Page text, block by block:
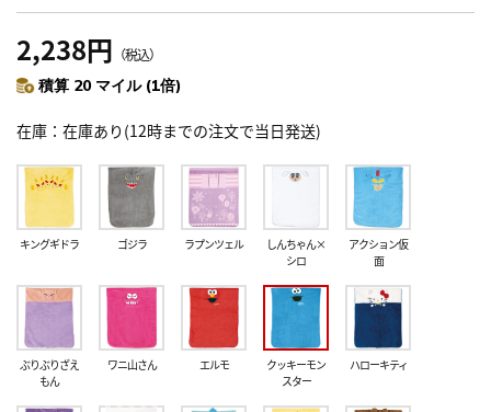
2,238円 （税込）
積算 20 マイル (1倍)
在庫 在庫あり(12時までの注文で当日発送)
キングギドラ ゴジラ ラプンツェル
しんちゃん×
シロ
アクション仮
面
ぶりぶりざえ
もん
ワニ山さん エルモ
クッキーモン
スター
ハローキティ